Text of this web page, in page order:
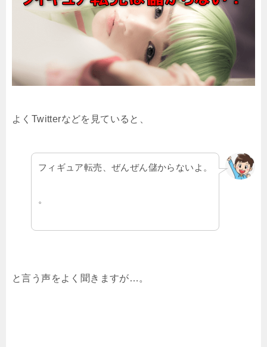
よくTwitterなどを見ていると、
フィギュア転売、ぜんぜん儲からないよ。
。
と言う声をよく聞きますが…。